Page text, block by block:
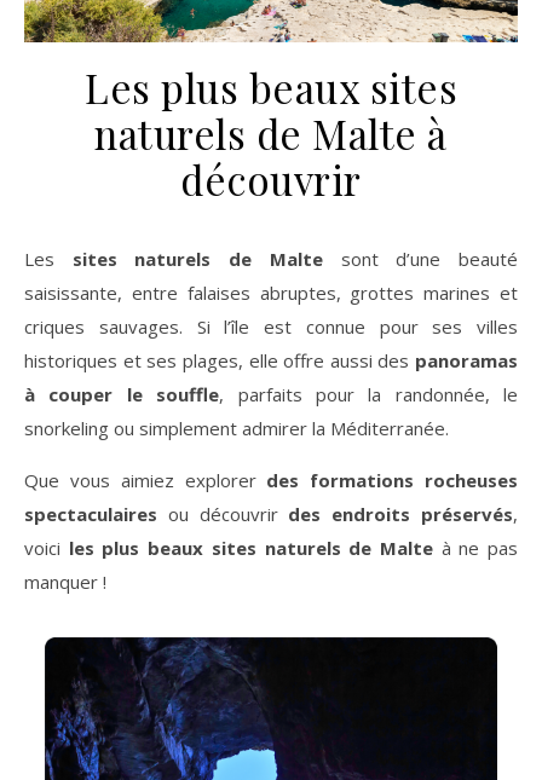
Les plus beaux sites
naturels de Malte à
découvrir
Les sites naturels de Maltesont d’une beauté
saisissante, entre falaises abruptes, grottes marines et
criques sauvages. Si l’île est connue pour ses villes
historiques et ses plages, elle offre aussi des panoramas
à couper le souffle, parfaits pour la randonnée, le
snorkeling ou simplement admirer la Méditerranée.
Que vous aimiez explorer des formations rocheuses
spectaculaires ou découvrir des endroits préservés,
voici les plus beaux sites naturels de Malteà ne pas
manquer !